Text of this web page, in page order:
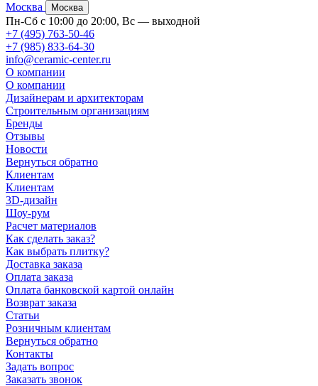
Москва
Москва
Пн-Сб с 10:00 до 20:00, Вс — выходной
+7 (495) 763-50-46
+7 (985) 833-64-30
info@ceramic-center.ru
О компании
О компании
Дизайнерам и архитекторам
Строительным организациям
Бренды
Отзывы
Новости
Вернуться обратно
Клиентам
Клиентам
3D-дизайн
Шоу-рум
Расчет материалов
Как сделать заказ?
Как выбрать плитку?
Доставка заказа
Оплата заказа
Оплата банковской картой онлайн
Возврат заказа
Статьи
Розничным клиентам
Вернуться обратно
Контакты
Задать вопрос
Заказать звонок